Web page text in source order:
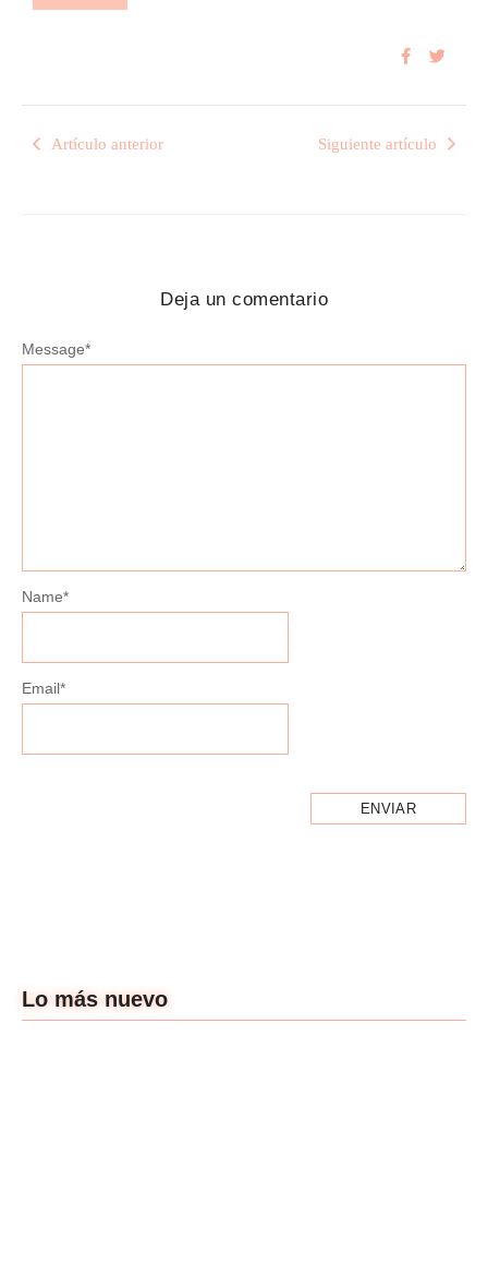
Artículo anterior Siguiente artículo
Deja un comentario
Message*
Name*
Email*
Lo más nuevo